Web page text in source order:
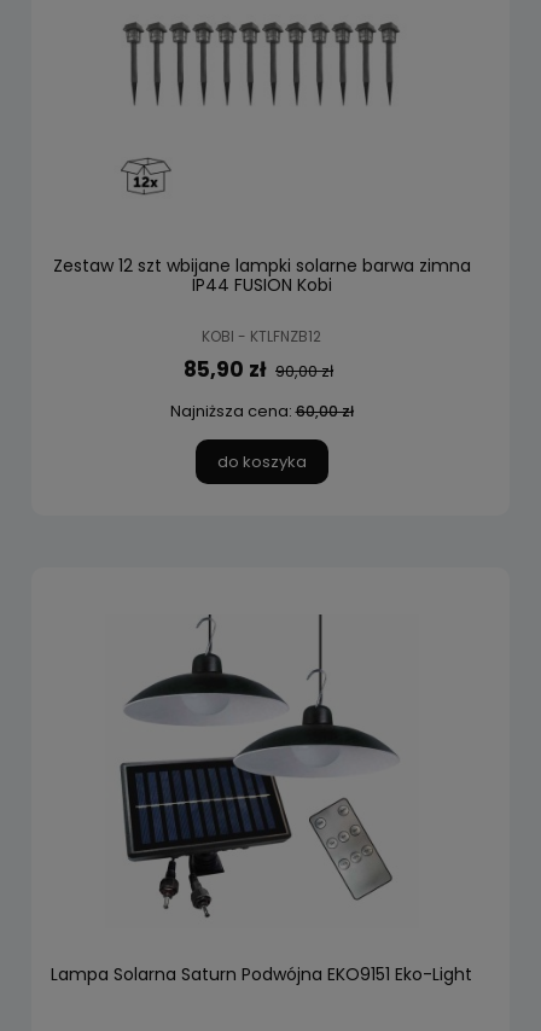
Zestaw 12 szt wbijane lampki solarne barwa zimna
IP44 FUSION Kobi
KOBI - KTLFNZB12
85,90 zł 90,00 zł
Najniższa cena:60,00 zł
do koszyka
Lampa Solarna Saturn Podwójna EKO9151 Eko-Light